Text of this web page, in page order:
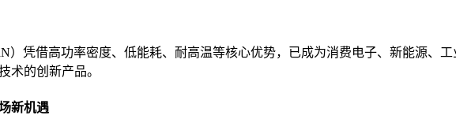
）凭借高功率密度、低能耗、耐高温等核心优势，已成为消费电子、新能源、
术的创新产品。
新机遇